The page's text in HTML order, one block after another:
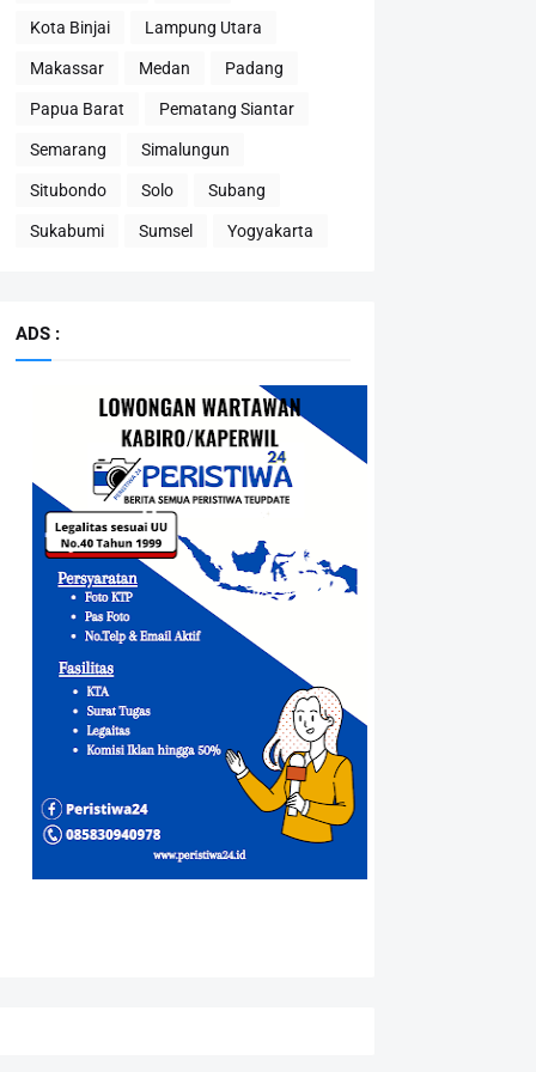
Kota Binjai Lampung Utara
Makassar Medan Padang
Papua Barat Pematang Siantar
Semarang Simalungun
Situbondo Solo Subang
Sukabumi Sumsel Yogyakarta
ADS :